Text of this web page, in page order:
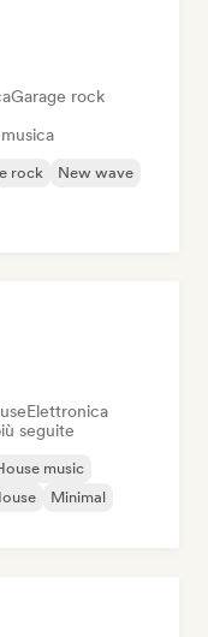
Garage rock
rock
New wave
Elettronica
seguite
music
Minimal